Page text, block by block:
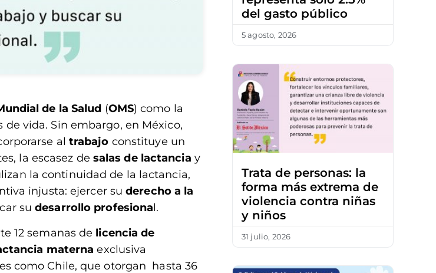
de la Salud (OMS) como la
vida. Sin embargo, en México,
al trabajo constituye un
la escasez de salas de lactancia y
la continuidad de la lactancia,
injusta: ejercer suderecho a la
sudesarrollo profesional.
12 semanas de licencia de
maternaexclusiva
como Chile, que otorgan hasta 36
del gasto público
5 agosto, 2026
Trata de personas: la
forma más extrema de
violencia contra niñas
y niños
31 julio, 2026